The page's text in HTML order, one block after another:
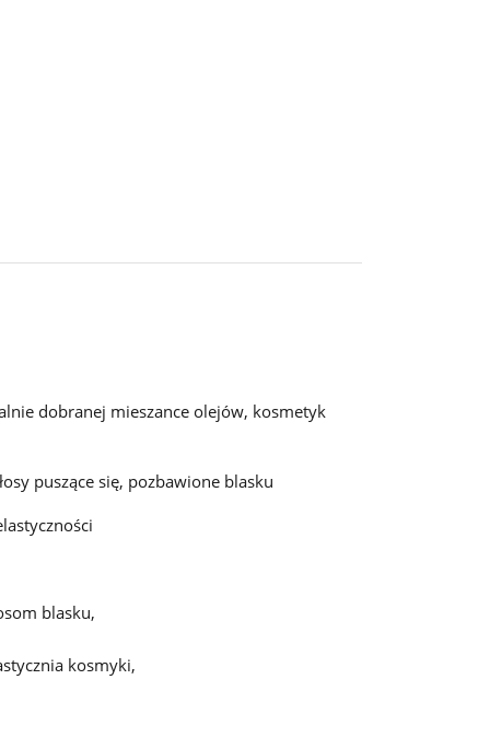
dobranej mieszance olejów, kosmetyk
puszące się, pozbawione blasku
blasku,
kosmyki,